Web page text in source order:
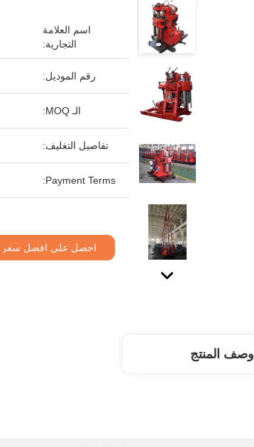
اسم العلامة
التجارية:
رقم الموديل:
الـ MOQ:
تفاصيل التغليف:
Payment Terms:
احصل على افضل سعر
وصف المنتج